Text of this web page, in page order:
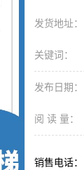
发货地址：
关键词：
发布日期：
阅 读 量：
销售电话：